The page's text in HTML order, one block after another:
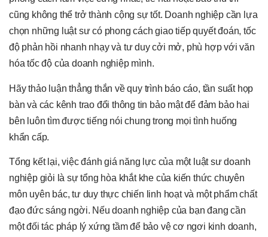
cũng không thể trở thành cộng sự tốt. Doanh nghiệp cần lựa
chọn những luật sư có phong cách giao tiếp quyết đoán, tốc
độ phản hồi nhanh nhạy và tư duy cởi mở, phù hợp với văn
hóa tốc độ của doanh nghiệp mình.
Hãy thảo luận thẳng thắn về quy trình báo cáo, tần suất họp
bàn và các kênh trao đổi thông tin bảo mật để đảm bảo hai
bên luôn tìm được tiếng nói chung trong mọi tình huống
khẩn cấp.
Tổng kết lại, việc đánh giá năng lực của một luật sư doanh
nghiệp giỏi là sự tổng hòa khắt khe của kiến thức chuyên
môn uyên bác, tư duy thực chiến linh hoạt và một phẩm chất
đạo đức sáng ngời. Nếu doanh nghiệp của bạn đang cần
một đối tác pháp lý xứng tầm để bảo vệ cơ ngơi kinh doanh,